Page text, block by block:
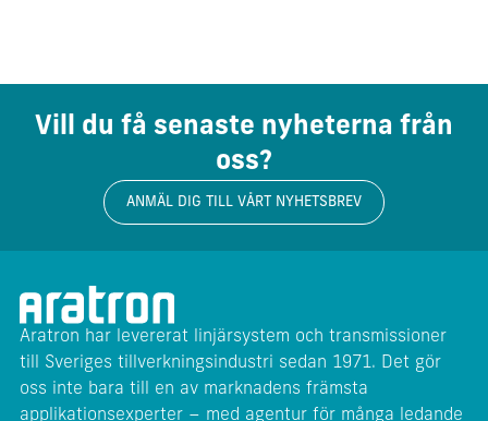
Vill du få senaste nyheterna från
oss?
ANMÄL DIG TILL VÅRT NYHETSBREV
Aratron har levererat linjärsystem och transmissioner
till Sveriges tillverkningsindustri sedan 1971. Det gör
oss inte bara till en av marknadens främsta
applikationsexperter – med agentur för många ledande